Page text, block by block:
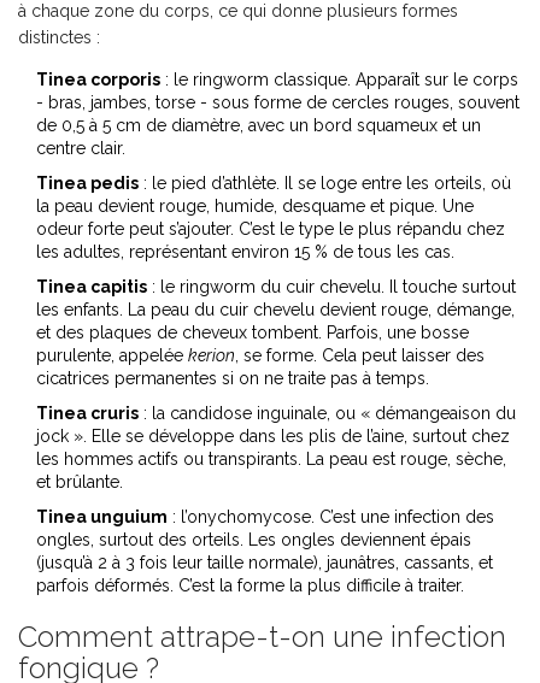
à chaque zone du corps, ce qui donne plusieurs formes
distinctes :
Tinea corporis : le ringworm classique. Apparaît sur le corps
- bras, jambes, torse - sous forme de cercles rouges, souvent
de 0,5 à 5 cm de diamètre, avec un bord squameux et un
centre clair.
Tinea pedis : le pied d’athlète. Il se loge entre les orteils, où
la peau devient rouge, humide, desquame et pique. Une
odeur forte peut s’ajouter. C’est le type le plus répandu chez
les adultes, représentant environ 15 % de tous les cas.
Tinea capitis : le ringworm du cuir chevelu. Il touche surtout
les enfants. La peau du cuir chevelu devient rouge, démange,
et des plaques de cheveux tombent. Parfois, une bosse
purulente, appelée kerion , se forme. Cela peut laisser des
cicatrices permanentes si on ne traite pas à temps.
Tinea cruris : la candidose inguinale, ou « démangeaison du
jock ». Elle se développe dans les plis de l’aine, surtout chez
les hommes actifs ou transpirants. La peau est rouge, sèche,
et brûlante.
Tinea unguium : l’onychomycose. C’est une infection des
ongles, surtout des orteils. Les ongles deviennent épais
(jusqu’à 2 à 3 fois leur taille normale), jaunâtres, cassants, et
parfois déformés. C’est la forme la plus difficile à traiter.
Comment attrape-t-on une infection
fongique ?